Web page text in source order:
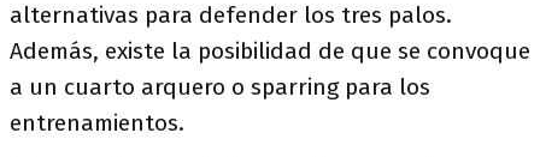
alternativas para defender los tres palos.
Además, existe la posibilidad de que se convoque
a un cuarto arquero o sparring para los
entrenamientos.